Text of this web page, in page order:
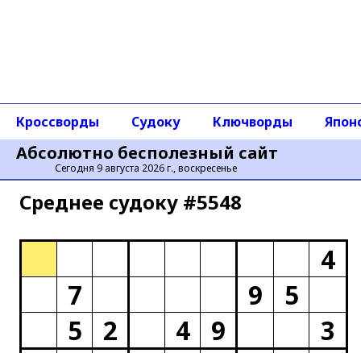
Абсолютно бесполезный сайт
Сегодня 9 августа 2026 г., воскресенье
Кроссворды Судоку Ключворды
Среднее cудоку #5548
4
7
9
5
5
2 4 9
3